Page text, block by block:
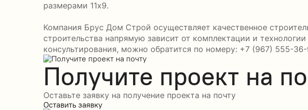
размерами 11x9.
Компания Брус Дом Строй осуществляет качественное
строительства напрямую зависит от комплектации и
консультирования, можно обратится по номеру: +7 (967) 555-
Получите проект на
Оставьте заявку на получение проекта на почту
Оставить заявку